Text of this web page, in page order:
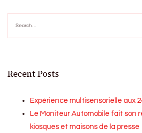
for:
Recent Posts
Expérience multisensorielle aux
Le Moniteur Automobile fait son
kiosques et maisons de la presse